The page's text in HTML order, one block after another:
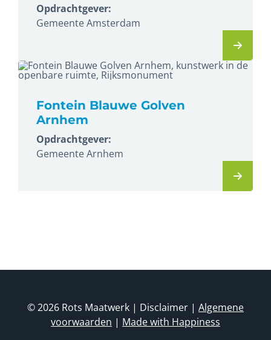
Opdrachtgever:
Gemeente Amsterdam
Fontein Blauwe Golven
Arnhem
Opdrachtgever:
Gemeente Arnhem
© 2026 Rots Maatwerk | Disclaimer | Algemene
voorwaarden | Made with Happiness